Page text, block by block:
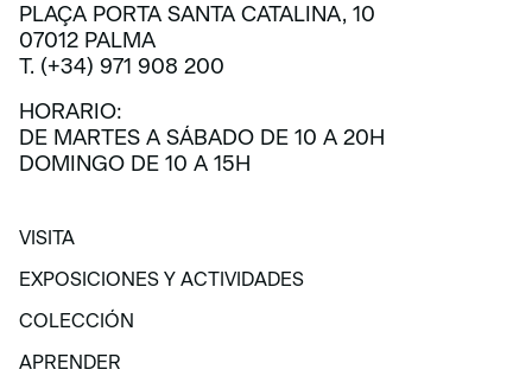
PLAÇA PORTA SANTA CATALINA, 10
07012 PALMA
T. (+34) 971 908 200
HORARIO:
DE MARTES A SÁBADO DE 10 A 20H
DOMINGO DE 10 A 15H
VISITA
VISITA
EXPOSICIONES Y ACTIVIDADES
EXPOSICIONES Y ACTIVIDADES
COLECCIÓN
COLECCIÓN
APRENDER